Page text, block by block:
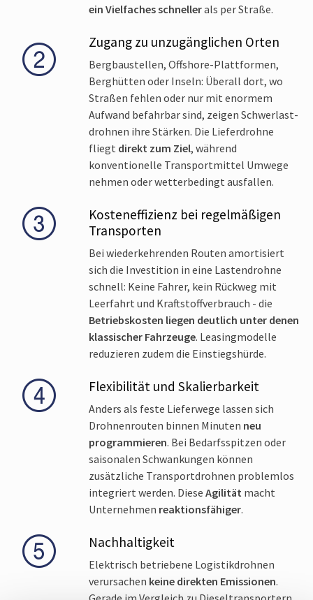
ein Vielfaches schnellerals per Straße.
Zugang zu unzugänglichen Orten
Bergbaustellen, Offshore-Plattformen,
Berghütten oder Inseln: Überall dort, wo
Straßen fehlen oder nur mit enormem
Aufwand befahrbar sind, zeigen Schwerlast­
drohnen ihre Stärken. Die Lieferdrohne
fliegt direkt zum Ziel, während
konventionelle Transportmittel Umwege
nehmen oder wetterbedingt ausfallen.
Kosteneffizienz bei regelmäßigen
Transporten
Bei wiederkehrenden Routen amortisiert
sich die Investition in eine Lastendrohne
schnell: Keine Fahrer, kein Rückweg mit
Leerfahrt und Kraftstoff­verbrauch - die
Betriebskosten liegen deutlich unter denen
klassischer Fahrzeuge. Leasingmodelle
reduzieren zudem die Einstiegshürde.
Flexibilität und Skalierbarkeit
Anders als feste Lieferwege lassen sich
Drohnenrouten binnen Minuten neu
programmieren. Bei Bedarfsspitzen oder
saisonalen Schwankungen können
zusätzliche Transportdrohnen problemlos
integriert werden. Diese Agilität macht
Unternehmen reaktionsfähiger.
Nachhaltigkeit
Elektrisch betriebene Logistik­drohnen
verursachen keine direkten Emissionen.